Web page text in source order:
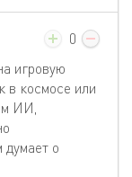
0
игровую
в космосе или
ИИ,
думает о